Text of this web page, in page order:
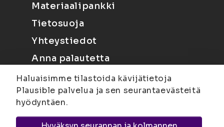
Materiaalipankki
Tietosuoja
Yhteystiedot
Anna palautetta
Haluaisimme tilastoida kävijätietoja
Plausible palvelua ja sen seurantaevästeitä
hyödyntäen.